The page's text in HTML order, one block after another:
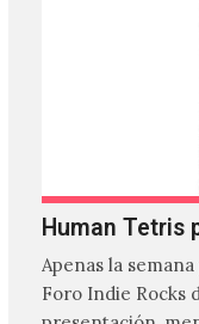
Human Tetris
Apenas la
Foro Indie Rocks